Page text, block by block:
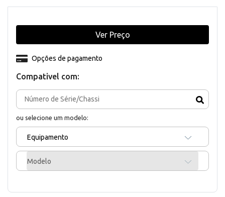
Compativel com:
ou selecione um modelo:
Equipamento
Modelo
Opções de pagamento
Ver Preço